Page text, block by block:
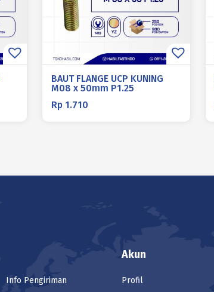
BAUT FLANGE UCP KUNING
M08 x 50mm P1.25
Rp 1.710
Info Pengiriman
Akun
Profil